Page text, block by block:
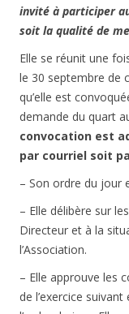
invité à participer
soit la qualité de
Elle se réunit une
le 30 septembre de
qu’elle est
demande du quart
convocation est
par courriel soit
– Son ordre du jour
– Elle délibère sur
Directeur et à la
l’Association.
– Elle approuve les
de l’exercice